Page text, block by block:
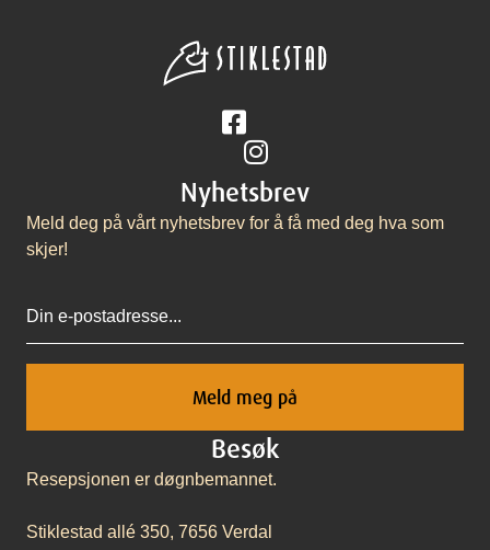
Følg på Facebook
Følg på Instagram
Nyhetsbrev
Meld deg på vårt nyhetsbrev for å få med deg hva som
skjer!
Besøk
Resepsjonen er døgnbemannet.
Stiklestad allé 350, 7656 Verdal